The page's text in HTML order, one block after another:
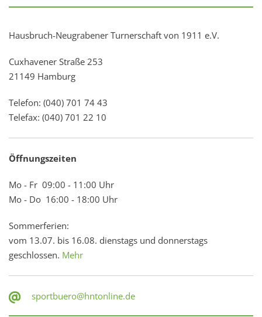
Hausbruch-Neugrabener Turnerschaft von 1911 e.V.
Cuxhavener Straße 253
21149 Hamburg
Telefon: (040) 701 74 43
Telefax: (040) 701 22 10
Öffnungszeiten
Mo - Fr 09:00 - 11:00 Uhr
Mo - Do 16:00 - 18:00 Uhr
Sommerferien:
vom 13.07. bis 16.08. dienstags und donnerstags
geschlossen. Mehr
sportbuero@hntonline.de